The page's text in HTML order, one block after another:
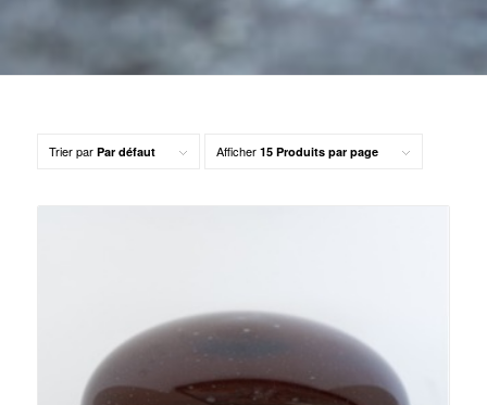
Trier par Par défaut Afficher 15 Produits par page